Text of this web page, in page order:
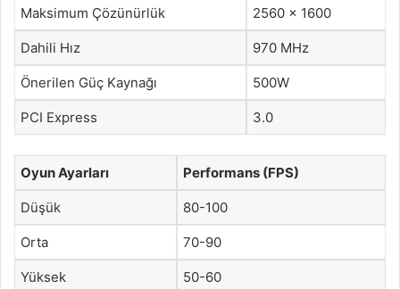
Maksimum Çözünürlük 2560 x 1600
Dahili Hız 970 MHz
Önerilen Güç Kaynağı 500W
PCI Express 3.0
Oyun Ayarları Performans (FPS)
Düşük 80-100
Orta 70-90
Yüksek 50-60